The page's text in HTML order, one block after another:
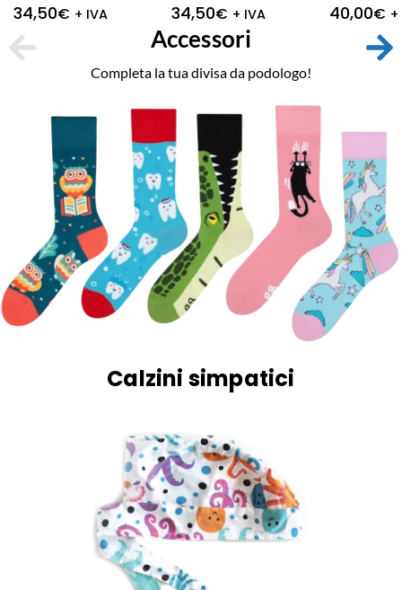
34,50€ + IVA
Valutato
5.00 su 5 34,50€ + IVA
Valutato
0
su
5
40,00€ +
Valutato
0
Accessori
Completa la tua divisa da podologo!
Calzini simpatici